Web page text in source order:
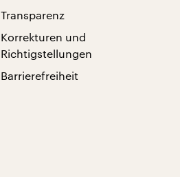
Transparenz
Korrekturen und
Richtigstellungen
Barrierefreiheit